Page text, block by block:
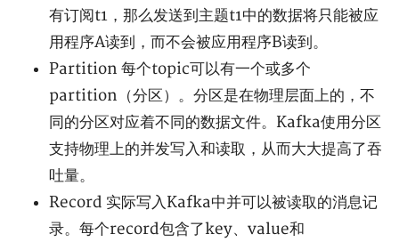
有订阅t1，那么发送到主题t1中的数据将只能被应
用程序A读到，而不会被应用程序B读到。
Partition 每个topic可以有一个或多个
partition（分区）。分区是在物理层面上的，不
同的分区对应着不同的数据文件。Kafka使用分区
支持物理上的并发写入和读取，从而大大提高了吞
吐量。
Record 实际写入Kafka中并可以被读取的消息记
录。每个record包含了key、value和